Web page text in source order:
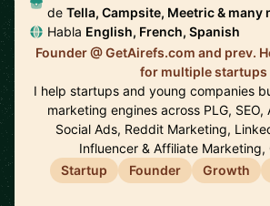
de Tella, Campsite, Meetric & many
Habla English, French, Spanish
Founder @ GetAirefs.com and prev.
for multiple startups
I help startups and young companies
marketing engines across PLG, SEO,
Social Ads, Reddit Marketing,
Influencer & Affiliate
Startup
Founder Growth